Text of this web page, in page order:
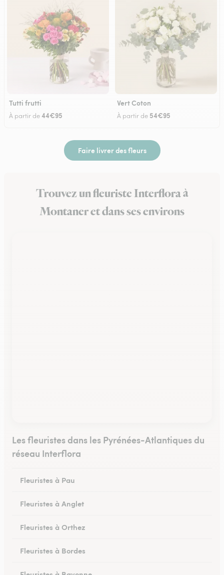
Tutti frutti
À partir de44€95
Vert Coton
À partir de 54€95
Faire livrer des fleurs
Trouvez un fleuriste Interflora à
Montaner et dans ses environs
Les fleuristes dans les Pyrénées-Atlantiques du
réseau Interflora
Fleuristes à Pau
Fleuristes à Anglet
Fleuristes à Orthez
Fleuristes à Bordes